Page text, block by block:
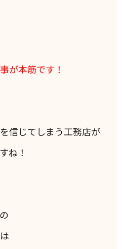
が本筋です！
信じてしまう工務店が
ね！
は